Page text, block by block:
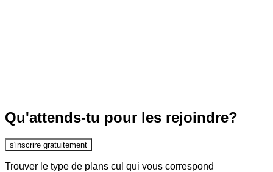
Qu'attends-tu pour les rejoindre?
s'inscrire gratuitement
Trouver le type de plans cul qui vous correspond